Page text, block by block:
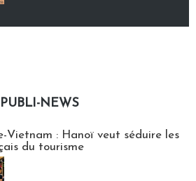
PUBLI-NEWS
Vietnam : Hanoï veut séduire les
du tourisme